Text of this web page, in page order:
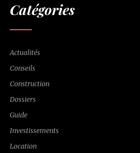
Catégories
Actualités
Conseils
Construction
Dossiers
Guide
Investissements
Location